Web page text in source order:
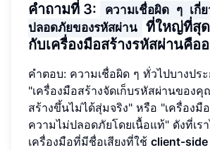
คำถามที่ 3:
ความเชื่อผิด ๆ เกี่
ปลอดภัยของรหัสผ่าน ที่ใหญ่ที่สุด
กับเครื่องมือสร้างรหัสผ่านคือ
คำตอบ: ความเชื่อผิด ๆ ทั่วไปบางปร
"เครื่องมือสร้างจัดเก็บรหัสผ่านของ
สร้างขึ้นไม่ได้สุ่มจริง" หรือ "เครื่องมื
ความไม่ปลอดภัยโดยเนื้อแท้" ดังที่เร
เครื่องมือที่มีชื่อเสียงที่ใช้ client-